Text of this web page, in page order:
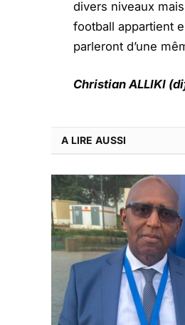
divers niveaux
football appartient
parleront d’une
Christian ALLIKI
A LIRE AUSSI